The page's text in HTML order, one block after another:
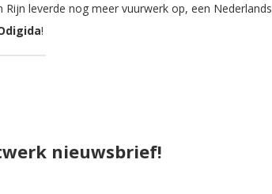
leverde nog meer vuurwerk op, een Nederlands
!
nieuwsbrief!